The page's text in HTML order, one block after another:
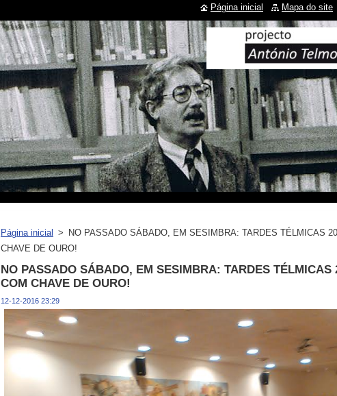
Página inicial >
NO PASSADO SÁBADO, EM SESIMBRA: TARDES TÉLMICAS
CHAVE DE OURO!
NO PASSADO SÁBADO, EM SESIMBRA: TARDES TÉLMICAS
COM CHAVE DE OURO!
12-12-2016 23:29
Página inicial Mapa do site